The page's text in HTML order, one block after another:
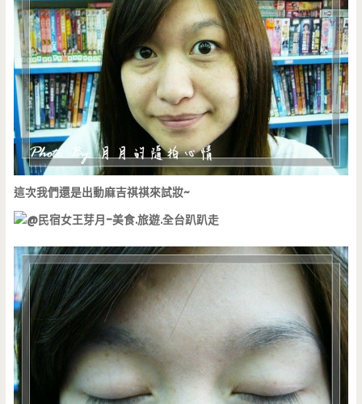
這次我們還是出動麻吉祺祺來試妝~